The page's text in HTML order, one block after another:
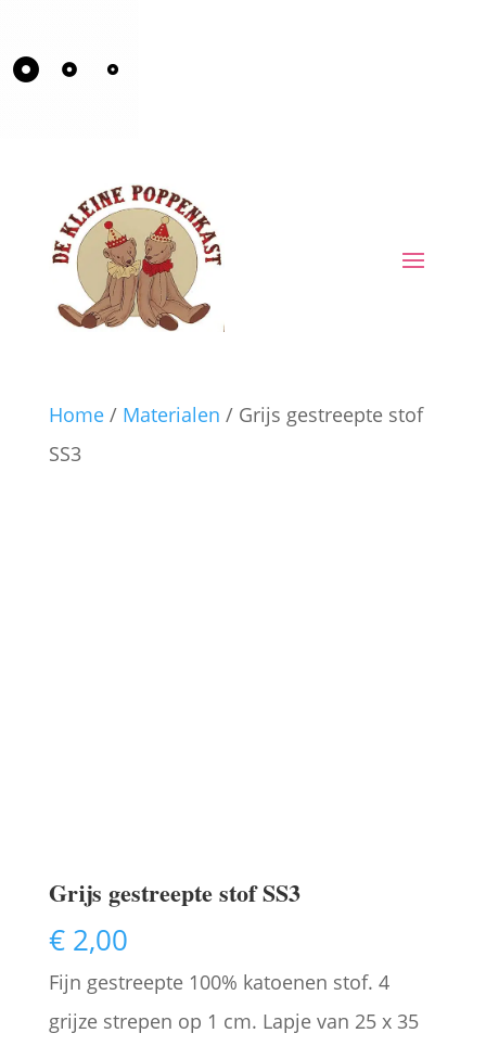
Home/ Materialen / Grijs gestreepte stof
SS3
Grijs gestreepte stof SS3
€2,00
Fijn gestreepte 100% katoenen stof. 4
grijze strepen op 1 cm. Lapje van 25 x 35